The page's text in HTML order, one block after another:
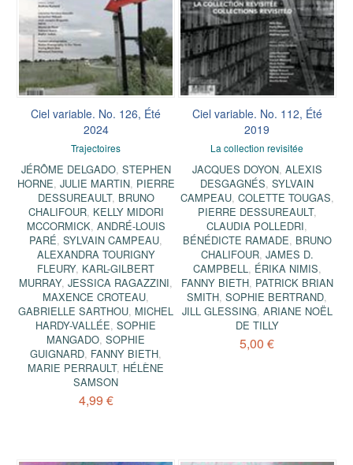
Ciel variable. No. 126, Été
2024
Trajectoires
JÉRÔME DELGADO, STEPHEN
HORNE, JULIE MARTIN, PIERRE
DESSUREAULT, BRUNO
CHALIFOUR, KELLY MIDORI
MCCORMICK, ANDRÉ-LOUIS
PARÉ,SYLVAIN CAMPEAU,
ALEXANDRA TOURIGNY
FLEURY, KARL-GILBERT
MURRAY,JESSICA RAGAZZINI,
MAXENCE CROTEAU,
GABRIELLE SARTHOU, MICHEL
HARDY-VALLÉE,SOPHIE
MANGADO,SOPHIE
GUIGNARD, FANNY BIETH,
MARIE PERRAULT, HÉLÈNE
SAMSON
4,99 €
Ciel variable. No. 112, Été
2019
La collection revisitée
JACQUES DOYON, ALEXIS
DESGAGNÉS,SYLVAIN
CAMPEAU, COLETTE TOUGAS,
PIERRE DESSUREAULT,
CLAUDIA POLLEDRI,
BÉNÉDICTE RAMADE, BRUNO
CHALIFOUR, JAMES D.
CAMPBELL, ÉRIKA NIMIS,
FANNY BIETH, PATRICK BRIAN
SMITH,SOPHIE BERTRAND,
JILL GLESSING, ARIANE NOËL
DE TILLY
5,00 €